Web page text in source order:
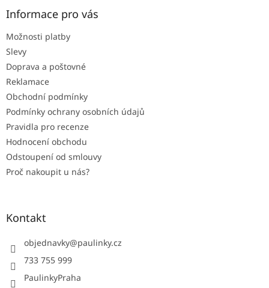
Informace pro vás
Možnosti platby
Slevy
Doprava a poštovné
Reklamace
Obchodní podmínky
Podmínky ochrany osobních údajů
Pravidla pro recenze
Hodnocení obchodu
Odstoupení od smlouvy
Proč nakoupit u nás?
Kontakt
objednavky@paulinky.cz
733 755 999
PaulinkyPraha